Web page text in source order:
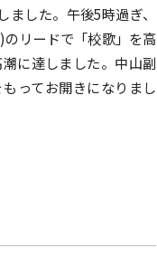
した。午後5時過ぎ、
リードで「校歌」を高
に達しました。中山副
ってお開きになりまし